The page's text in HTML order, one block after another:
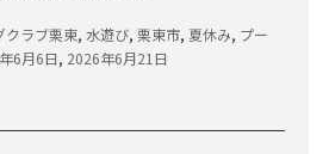
ラブ栗東,水遊び,栗東市, 夏休み, プー
6月6日, 2026年6月21日